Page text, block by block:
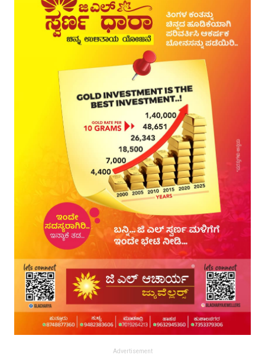
Advertisement